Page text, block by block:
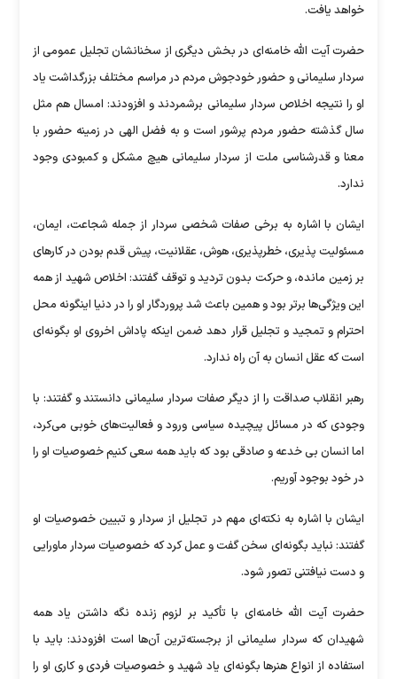
خواهد یافت.
حضرت آیت الله خامنه‌ای در بخش دیگری از سخنانشان تجلیل عمومی از
سردار سلیمانی و حضور خودجوش مردم در مراسم مختلف بزرگداشت یاد
او را نتیجه اخلاص سردار سلیمانی برشمردند و افزودند: امسال هم مثل
سال گذشته حضور مردم پرشور است و به فضل الهی در زمینه حضور با
معنا و قدرشناسی ملت از سردار سلیمانی هیچ مشکل و کمبودی وجود
ندارد.
ایشان با اشاره به برخی صفات شخصی سردار از جمله شجاعت، ایمان،
مسئولیت پذیری، خطرپذیری، هوش، عقلانیت، پیش قدم بودن در کار‌های
بر زمین مانده، و حرکت بدون تردید و توقف گفتند: اخلاص شهید از همه
این ویژگی‌ها برتر بود و همین باعث شد پروردگار او را در دنیا اینگونه محل
احترام و تمجید و تجلیل قرار دهد ضمن اینکه پاداش اخروی او بگونه‌ای
است که عقل انسان به آن راه ندارد.
رهبر انقلاب صداقت را از دیگر صفات سردار سلیمانی دانستند و گفتند: با
وجودی که در مسائل پیچیده سیاسی ورود و فعالیت‌های خوبی می‌کرد،
اما انسان بی خدعه و صادقی بود که باید همه سعی کنیم خصوصیات او را
در خود بوجود آوریم.
ایشان با اشاره به نکته‌ای مهم در تجلیل از سردار و تبیین خصوصیات او
گفتند: نباید بگونه‌ای سخن گفت و عمل کرد که خصوصیات سردار ماورایی
و دست نیافتنی تصور شود.
حضرت آیت الله خامنه‌ای با تأکید بر لزوم زنده نگه داشتن یاد همه
شهیدان که سردار سلیمانی از برجسته‌ترین آن‌ها است افزودند: باید با
استفاده از انواع هنر‌ها بگونه‌ای یاد شهید و خصوصیات فردی و کاری او را